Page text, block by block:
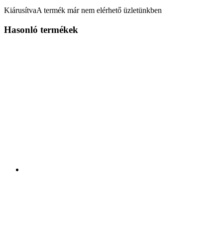
KiárusítvaA termék már nem elérhető üzletünkben
Hasonló termékek